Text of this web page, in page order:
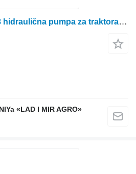
John Deere RE258468 hidraulična pumpa za traktora točkaša
«LAD I MIR AGRO»